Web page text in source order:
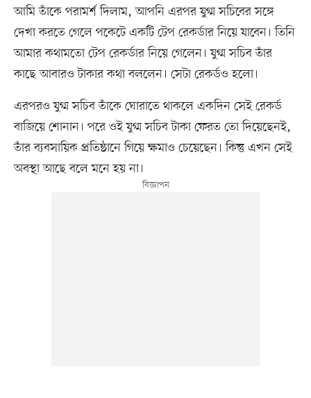
আমি তাঁকে পরামর্শ দিলাম, আপনি এরপর যুগ্ম সচিবের সঙ্গে
দেখা করতে গেলে পকেটে একটি টেপ রেকর্ডার নিয়ে যাবেন। তিনি
আমার কথামতো টেপ রেকর্ডার নিয়ে গেলেন। যুগ্ম সচিব তাঁর
কাছে আবারও টাকার কথা বললেন। সেটা রেকর্ডও হলো।
এরপরও যুগ্ম সচিব তাঁকে ঘোরাতে থাকলে একদিন সেই রেকর্ড
বাজিয়ে শোনান। পরে ওই যুগ্ম সচিব টাকা ফেরত তো দিয়েছেনই,
তাঁর ব্যবসায়িক প্রতিষ্ঠানে গিয়ে ক্ষমাও চেয়েছেন। কিন্তু এখন সেই
অবস্থা আছে বলে মনে হয় না।